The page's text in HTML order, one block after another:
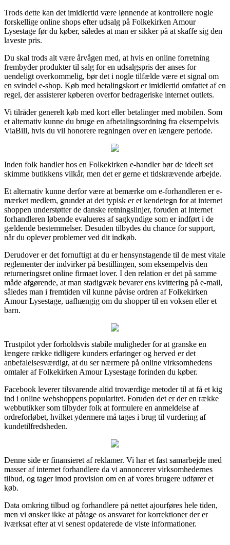
Trods dette kan det imidlertid være lønnende at kontrollere nogle
forskellige online shops efter udsalg på Folkekirken Amour
Lysestage før du køber, således at man er sikker på at skaffe sig den
laveste pris.
Du skal trods alt være årvågen med, at hvis en online forretning
frembyder produkter til salg for en udsalgspris der anses for
uendeligt overkommelig, bør det i nogle tilfælde være et signal om
en svindel e-shop. Køb med betalingskort er imidlertid omfattet af en
regel, der assisterer køberen overfor bedrageriske internet outlets.
Vi tilråder generelt køb med kort eller betalinger med mobilen. Som
et alternativ kunne du bruge en afbetalingsordning fra eksempelvis
ViaBill, hvis du vil honorere regningen over en længere periode.
Inden folk handler hos en Folkekirken e-handler bør de ideelt set
skimme butikkens vilkår, men det er gerne et tidskrævende arbejde.
Et alternativ kunne derfor være at bemærke om e-forhandleren er e-
mærket medlem, grundet at det typisk er et kendetegn for at internet
shoppen understøtter de danske retningslinjer, foruden at internet
forhandleren løbende evalueres af sagkyndige som er indført i de
gældende bestemmelser. Desuden tilbydes du chance for support,
når du oplever problemer ved dit indkøb.
Derudover er det fornuftigt at du er hensynstagende til de mest vitale
reglementer der indvirker på bestillingen, som eksempelvis den
returneringsret online firmaet lover. I den relation er det på samme
måde afgørende, at man stadigvæk bevarer ens kvittering på e-mail,
således man i fremtiden vil kunne påvise ordren af Folkekirken
Amour Lysestage, uafhængig om du shopper til en voksen eller et
barn.
Trustpilot yder forholdsvis stabile muligheder for at granske en
længere række tidligere kunders erfaringer og herved er det
anbefalelsesværdigt, at du ser nærmere på online virksomhedens
omtaler af Folkekirken Amour Lysestage forinden du køber.
Facebook leverer tilsvarende altid troværdige metoder til at få et kig
ind i online webshoppens popularitet. Foruden det er der en række
webbutikker som tilbyder folk at formulere en anmeldelse af
ordreforløbet, hvilket ydermere må tages i brug til vurdering af
kundetilfredsheden.
Denne side er finansieret af reklamer. Vi har et fast samarbejde med
masser af internet forhandlere da vi annoncerer virksomhedernes
tilbud, og tager imod provision om en af vores brugere udfører et
køb.
Data omkring tilbud og forhandlere på nettet ajourføres hele tiden,
men vi ønsker ikke at påtage os ansvaret for korrektioner der er
iværksat efter at vi senest opdaterede de viste informationer.